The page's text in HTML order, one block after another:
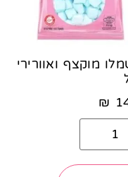
מוקצף ואוורירי
₪